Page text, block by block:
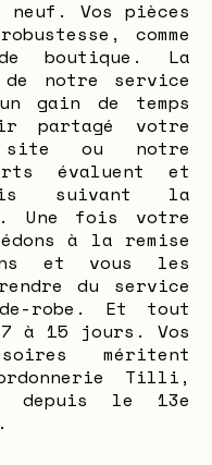
Vos pièces
comme
boutique. La
notre service
gain de temps
partagé votre
site ou notre
évaluent et
suivant la
Une fois votre
à la remise
et vous les
du service
robe. Et tout
à 15 jours. Vos
méritent
Tilli,
depuis le 13e